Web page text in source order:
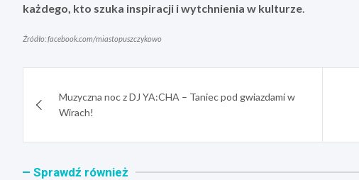
każdego, kto szuka inspiracji i wytchnienia w kulturze.
Źródło: facebook.com/miastopuszczykowo
wpisuMuzyczna noc z DJ YA:CHA – Taniec pod gwiazdami w
Wirach!
Sprawdź również